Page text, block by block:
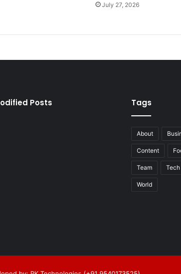
July 27, 2026
Posts Tags
About
Content
Team Tech
World